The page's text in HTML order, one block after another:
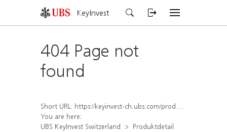
KeyInvest
404 Page not
found
Short URL: https://keyinvest-ch.ubs.com/produkt/detail/index/isin/CH1567053132
You are here:
UBS KeyInvest Switzerland
Produktdetail